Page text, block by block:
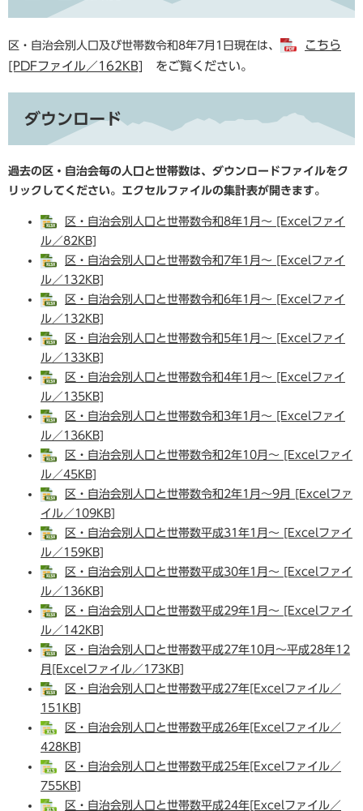
区・自治会別人口及び世帯数令和8年7月1日現在は、
こちら
[PDFファイル／162KB]
をご覧ください。
ダウンロード
過去の区・自治会毎の人口と世帯数は、ダウンロードファイルをク
リックしてください。エクセルファイルの集計表が開きます。
区・自治会別人口と世帯数令和8年1月～ [Excelファイ
ル／82KB]
区・自治会別人口と世帯数令和7年1月～ [Excelファイ
ル／132KB]
区・自治会別人口と世帯数令和6年1月～ [Excelファイ
ル／132KB]
区・自治会別人口と世帯数令和5年1月～ [Excelファイ
ル／133KB]
区・自治会別人口と世帯数令和4年1月～ [Excelファイ
ル／135KB]
区・自治会別人口と世帯数令和3年1月～ [Excelファイ
ル／136KB]
区・自治会別人口と世帯数令和2年10月～ [Excelファイ
ル／45KB]
区・自治会別人口と世帯数令和2年1月～9月 [Excelファ
イル／109KB]
区・自治会別人口と世帯数平成31年1月～ [Excelファイ
ル／159KB]
区・自治会別人口と世帯数平成30年1月～ [Excelファイ
ル／136KB]
区・自治会別人口と世帯数平成29年1月～ [Excelファイ
ル／142KB]
区・自治会別人口と世帯数平成27年10月～平成28年12
月[Excelファイル／173KB]
区・自治会別人口と世帯数平成27年[Excelファイル／
151KB]
区・自治会別人口と世帯数平成26年[Excelファイル／
428KB]
区・自治会別人口と世帯数平成25年[Excelファイル／
755KB]
区・自治会別人口と世帯数平成24年[Excelファイル／